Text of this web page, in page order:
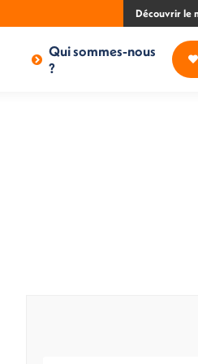
Découvrir le
Qui sommes-nous
?